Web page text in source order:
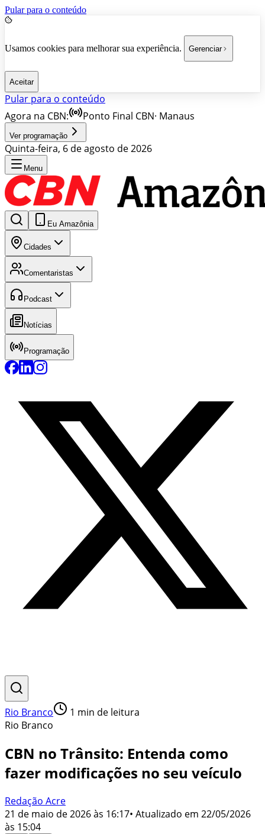
Pular para o conteúdo
Usamos cookies para melhorar sua experiência. Gerenciar
Aceitar
Pular para o conteúdo
Agora na CBN:
Ponto Final CBN· Manaus
Ver programação
Quinta-feira, 6 de agosto de 2026
Menu
Eu Amazônia
Cidades
Comentaristas
Podcast
Notícias
Programação
Rio Branco 1 min de leitura
Rio Branco
CBN no Trânsito: Entenda como
fazer modificações no seu veículo
Redação Acre
21 de maio de 2026 às 16:17• Atualizado em 22/05/2026
às 15:04